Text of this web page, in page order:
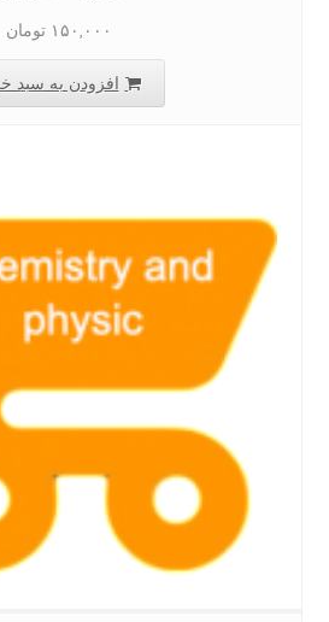
۱۵۰,۰۰۰ تومان
افزودن به سبد خرید